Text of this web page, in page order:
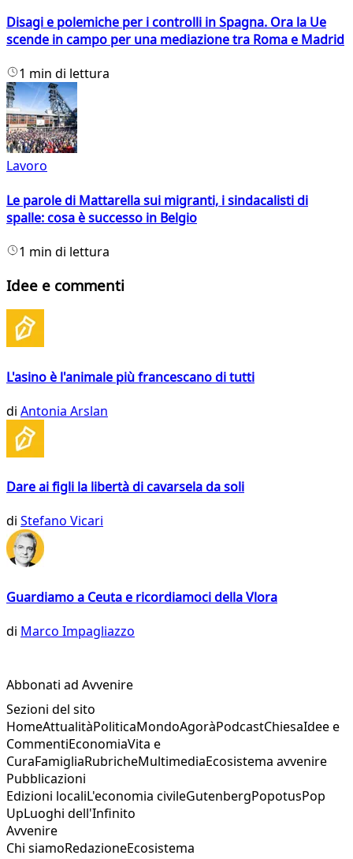
Disagi e polemiche per i controlli in Spagna. Ora la Ue
scende in campo per una mediazione tra Roma e Madrid
1 min di lettura
Lavoro
Le parole di Mattarella sui migranti, i sindacalisti di
spalle: cosa è successo in Belgio
1 min di lettura
Idee e commenti
L'asino è l'animale più francescano di tutti
di Antonia Arslan
Dare ai figli la libertà di cavarsela da soli
di Stefano Vicari
Guardiamo a Ceuta e ricordiamoci della Vlora
di Marco Impagliazzo
Abbonati ad Avvenire
Sezioni del sito
HomeAttualitàPoliticaMondoAgoràPodcastChiesaIdee e
CommentiEconomiaVita e
CuraFamigliaRubricheMultimediaEcosistema avvenire
Pubblicazioni
Edizioni localiL'economia civileGutenbergPopotusPop
UpLuoghi dell'Infinito
Avvenire
Chi siamoRedazioneEcosistema